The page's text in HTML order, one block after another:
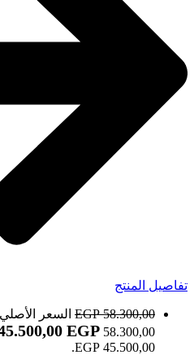
تفاصيل المنتج
58.300,00
EGP السعر
58.300,00 EGP.
EGP
45.500,00 EGP.